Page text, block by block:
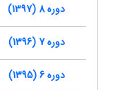
دوره 8 (1397)
دوره 7 (1396)
دوره 6 (1395)